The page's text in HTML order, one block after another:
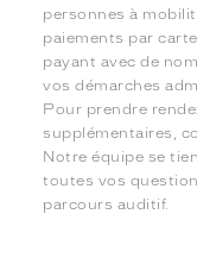
personnes à
paiements par
payant avec de
vos démarches
Pour prendre
supplémentaires,
Notre équipe se
toutes vos
parcours auditif.